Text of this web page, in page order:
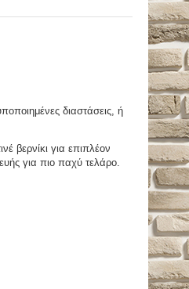
διαστάσεις, ή
βερνίκι για επιπλέον
για πιο παχύ τελάρο.